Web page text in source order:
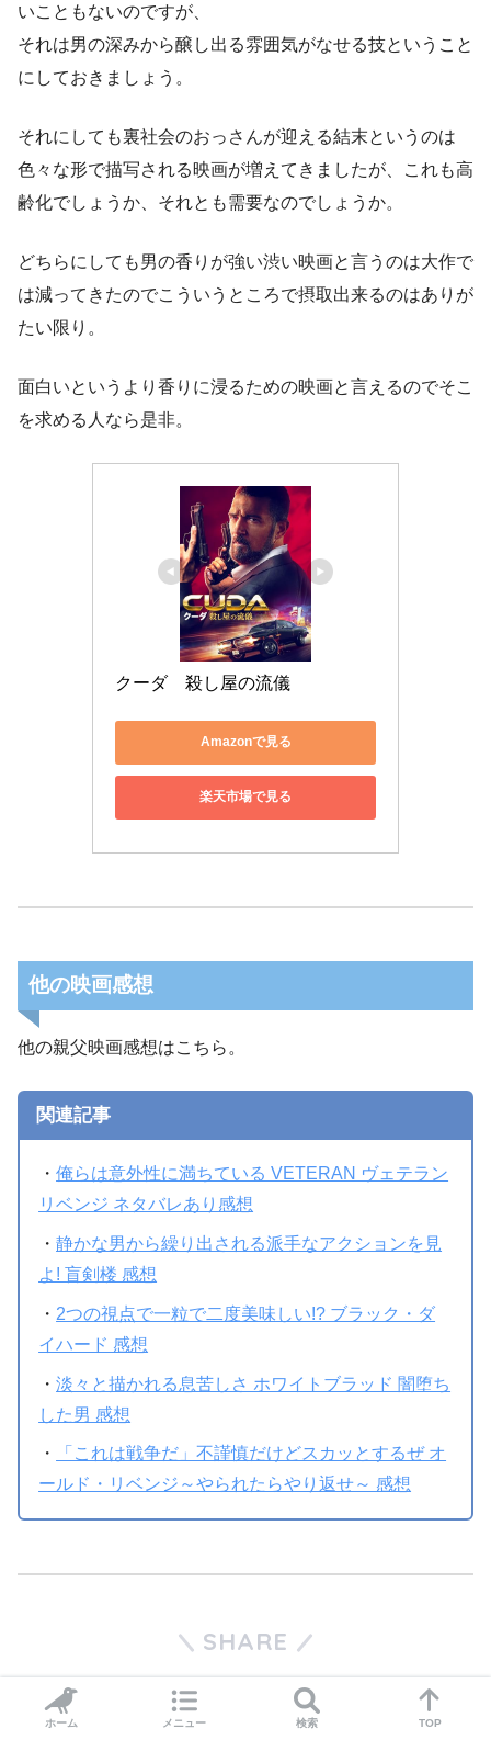
いこともないのですが、
それは男の深みから醸し出る雰囲気がなせる技ということ
にしておきましょう。
それにしても裏社会のおっさんが迎える結末というのは
色々な形で描写される映画が増えてきましたが、これも高
齢化でしょうか、それとも需要なのでしょうか。
どちらにしても男の香りが強い渋い映画と言うのは大作で
は減ってきたのでこういうところで摂取出来るのはありが
たい限り。
面白いというより香りに浸るための映画と言えるのでそこ
を求める人なら是非。
クーダ　殺し屋の流儀
Amazonで見る
楽天市場で見る
他の映画感想
他の親父映画感想はこちら。
関連記事
・俺らは意外性に満ちている VETERAN ヴェテラン
リベンジ ネタバレあり感想
・静かな男から繰り出される派手なアクションを見
よ! 盲剣楼 感想
・ 2つの視点で一粒で二度美味しい!? ブラック・ダ
イハード 感想
・淡々と描かれる息苦しさ ホワイトブラッド 闇堕ち
した男 感想
・
「これは戦争だ」不謹慎だけどスカッとするぜ オ
ールド・リベンジ～やられたらやり返せ～ 感想
SHARE
シェア はてブ
ホーム メニュー 検索 TOP